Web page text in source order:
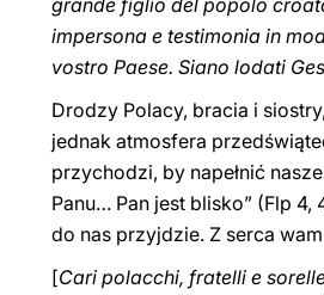
grande figlio del popolo
impersona e testimonia in
vostro Paese. Siano lodati
Drodzy Polacy, bracia i
jednak atmosfera
przychodzi, by napełnić
Panu… Pan jest blisko” (Flp
do nas przyjdzie. Z serca wam
[Cari polacchi, fratelli e